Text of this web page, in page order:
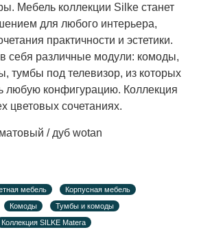
Мебель коллекции Silke станет
для любого интерьера,
практичности и эстетики.
себя различные модули: комоды,
тумбы под телевизор, из которых
любую конфигурацию. Коллекция
цветовых сочетаниях.
/ дуб wotan
мебель
Корпусная мебель
Комоды
Тумбы и комоды
Коллекция SILKE Matera